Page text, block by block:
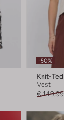
-50%
Knit-Ted
Vest
€ 149,99